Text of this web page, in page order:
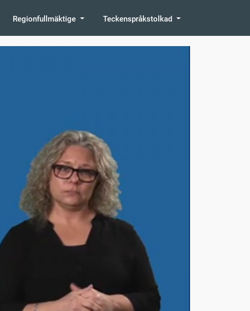
Regionfullmäktige Teckenspråkstolkad